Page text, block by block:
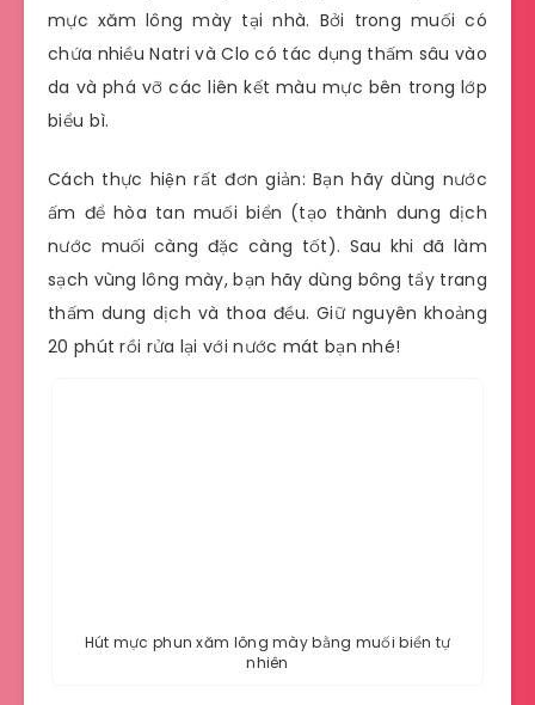
mực xăm lông mày tại nhà. Bởi trong muối có
chứa nhiều Natri và Clo có tác dụng thấm sâu vào
da và phá vỡ các liên kết màu mực bên trong lớp
biểu bì.
Cách thực hiện rất đơn giản: Bạn hãy dùng nước
ấm để hòa tan muối biển (tạo thành dung dịch
nước muối càng đặc càng tốt). Sau khi đã làm
sạch vùng lông mày, bạn hãy dùng bông tẩy trang
thấm dung dịch và thoa đều. Giữ nguyên khoảng
20 phút rồi rửa lại với nước mát bạn nhé!
Hút mực phun xăm lông mày bằng muối biển tự
nhiên